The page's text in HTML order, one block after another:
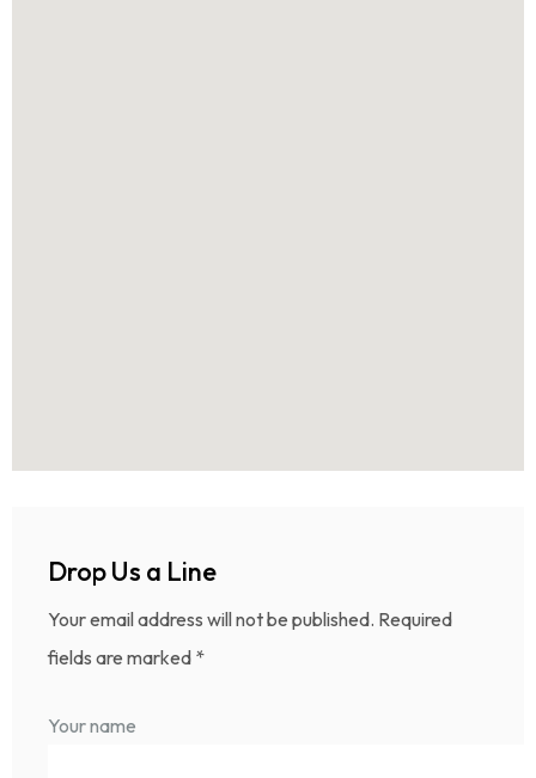
Drop Us a Line
Your email address will not be published. Required
fields are marked *
Your name